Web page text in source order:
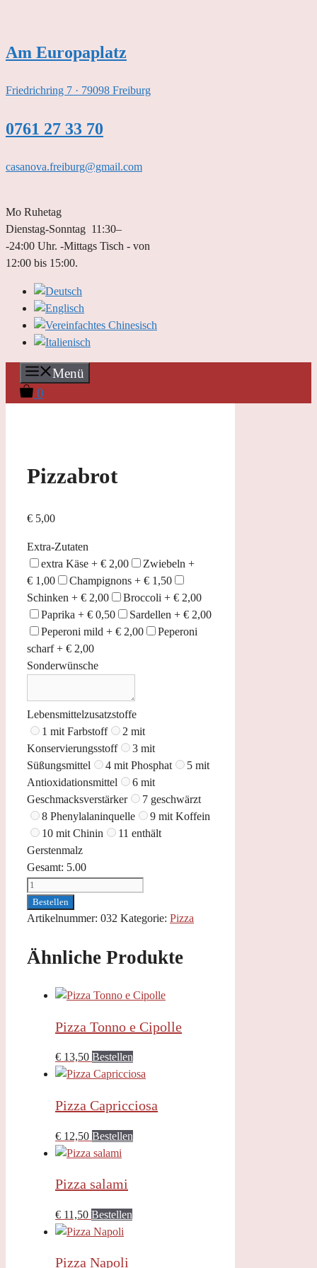
springen
Am Europaplatz
Friedrichring 7 · 79098 Freiburg
0761 27 33 70
casanova.freiburg@gmail.com
Mo Ruhetag
Dienstag-Sonntag 11:30–
-24:00 Uhr. -Mittags Tisch - von
12:00 bis 15:00.
Menü
0
Pizzabrot
€ 5,00
Extra-Zutaten
extra Käse + € 2,00
Zwiebeln +
€ 1,00 Champignons + € 1,50
Schinken + € 2,00 Broccoli + € 2,00
Paprika + € 0,50 Sardellen + € 2,00
Peperoni mild + € 2,00
Peperoni
scharf + € 2,00
Sonderwünsche
Lebensmittelzusatzstoffe
1 mit Farbstoff
2 mit
Konservierungsstoff
3 mit
Süßungsmittel
4 mit Phosphat
5 mit
Antioxidationsmittel
6 mit
Geschmacksverstärker
7 geschwärzt
8 Phenylalaninquelle
9 mit Koffein
10 mit Chinin
11 enthält
Gerstenmalz
Gesamt: 5.00
Pizzabrot
Menge
Bestellen
Artikelnummer: 032 Kategorie: Pizza
Ähnliche Produkte
Pizza Tonno e Cipolle
€ 13,50 Bestellen
Pizza Capricciosa
€ 12,50 Bestellen
Pizza salami
€ 11,50 Bestellen
Pizza Napoli